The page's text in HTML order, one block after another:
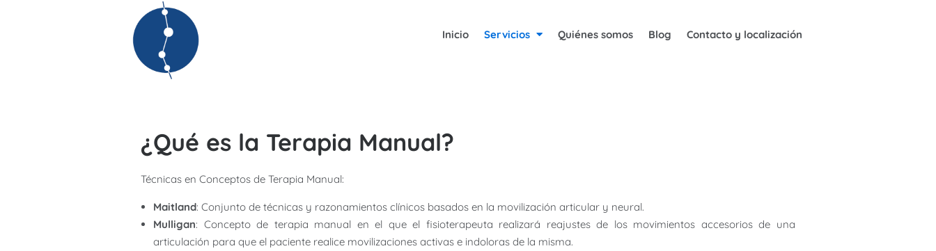
Inicio Servicios Quiénes somos Blog Contacto y localización
¿Qué es la Terapia Manual?
Técnicas en Conceptos de Terapia Manual:
Maitland: Conjunto de técnicas y razonamientos clínicos basados en la movilización articular y neural.
Mulligan: Concepto de terapia manual en el que el fisioterapeuta realizará reajustes de los movimientos accesorios de una
articulación para que el paciente realice movilizaciones activas e indoloras de la misma.